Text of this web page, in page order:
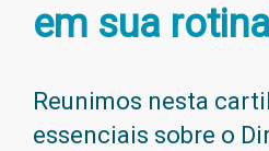
em sua
Reunimos nesta
essenciais sobre o